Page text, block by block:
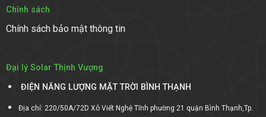
Chính sách
Chính sách bảo mật thông tin
Đại lý Solar Thịnh Vượng
ĐIỆN NĂNG LƯỢNG MẶT TRỜI BÌNH THẠNH
Địa chỉ: 220/50A/72D Xô Viết Nghệ Tĩnh phường 21 quận Bình Thạnh,Tp.